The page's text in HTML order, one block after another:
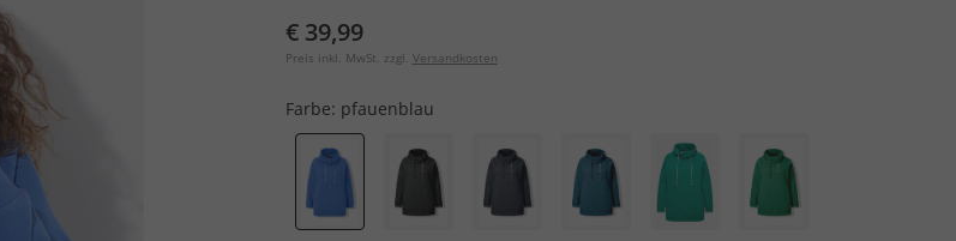
€ 39,99
Preis inkl. MwSt. zzgl. Versandkosten
Farbe: pfauenblau